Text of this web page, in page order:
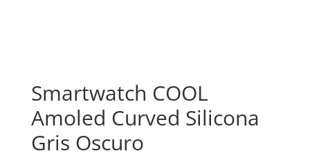
Smartwatch COOL
Amoled Curved Silicona
Gris Oscuro